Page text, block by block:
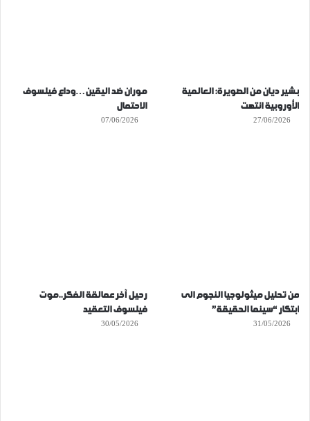
بشير ديان من الصويرة: العالمية
الأوروبية انتهت
27/06/2026
موران ضد اليقين…وداع فيلسوف
الاحتمال
07/06/2026
من تحليل ميثولوجيا النجوم الى
ابتكار “سينما الحقيقة”
31/05/2026
رحيل آخر عمالقة الفكر..موت
فيلسوف التعقيد
30/05/2026